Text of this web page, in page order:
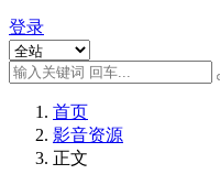
登录
首页
影音资源
正文